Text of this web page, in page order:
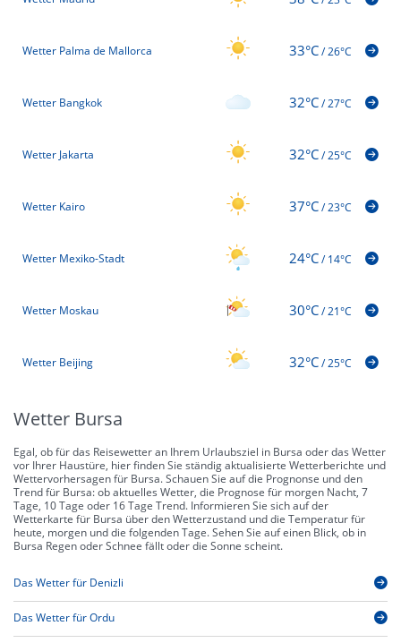
Wetter Palma de Mallorca 33°C/26°C
Wetter Bangkok 32°C/27°C
Wetter Jakarta 32°C/25°C
Wetter Kairo 37°C/23°C
Wetter Mexiko-Stadt 24°C/14°C
Wetter Moskau 30°C/21°C
Wetter Beijing 32°C/25°C
Wetter Bursa
Egal, ob für das Reisewetter an Ihrem Urlaubsziel in Bursa oder das Wetter
vor Ihrer Haustüre, hier finden Sie ständig aktualisierte Wetterberichte und
Wettervorhersagen für Bursa. Schauen Sie auf die Prognonse und den
Trend für Bursa: ob aktuelles Wetter, die Prognose für morgen Nacht, 7
Tage, 10 Tage oder 16 Tage Trend. Informieren Sie sich auf der
Wetterkarte für Bursa über den Wetterzustand und die Temperatur für
heute, morgen und die folgenden Tage. Sehen Sie auf einen Blick, ob in
Bursa Regen oder Schnee fällt oder die Sonne scheint.
Das Wetter für Denizli
Das Wetter für Ordu